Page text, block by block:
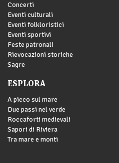
Concerti
Eventi culturali
Eventi folkloristici
Eventi sportivi
Feste patronali
Rievocazioni storiche
Sagre
ESPLORA
A picco sul mare
Due passi nel verde
Roccaforti medievali
Sapori di Riviera
Tra mare e monti